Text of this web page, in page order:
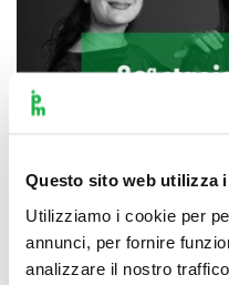
Questo sito web utilizza
Utilizziamo i cookie per
annunci, per fornire
analizzare il nostro